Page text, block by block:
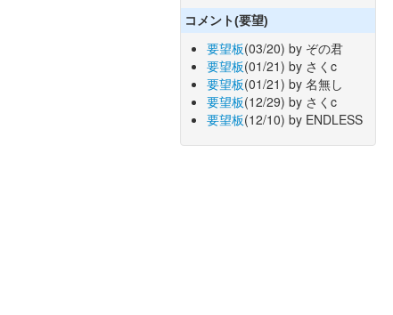
コメント(要望)
要望板(03/20) by ぞの君
要望板(01/21) by さくc
要望板(01/21) by 名無し
要望板(12/29) by さくc
要望板(12/10) by ENDLESS